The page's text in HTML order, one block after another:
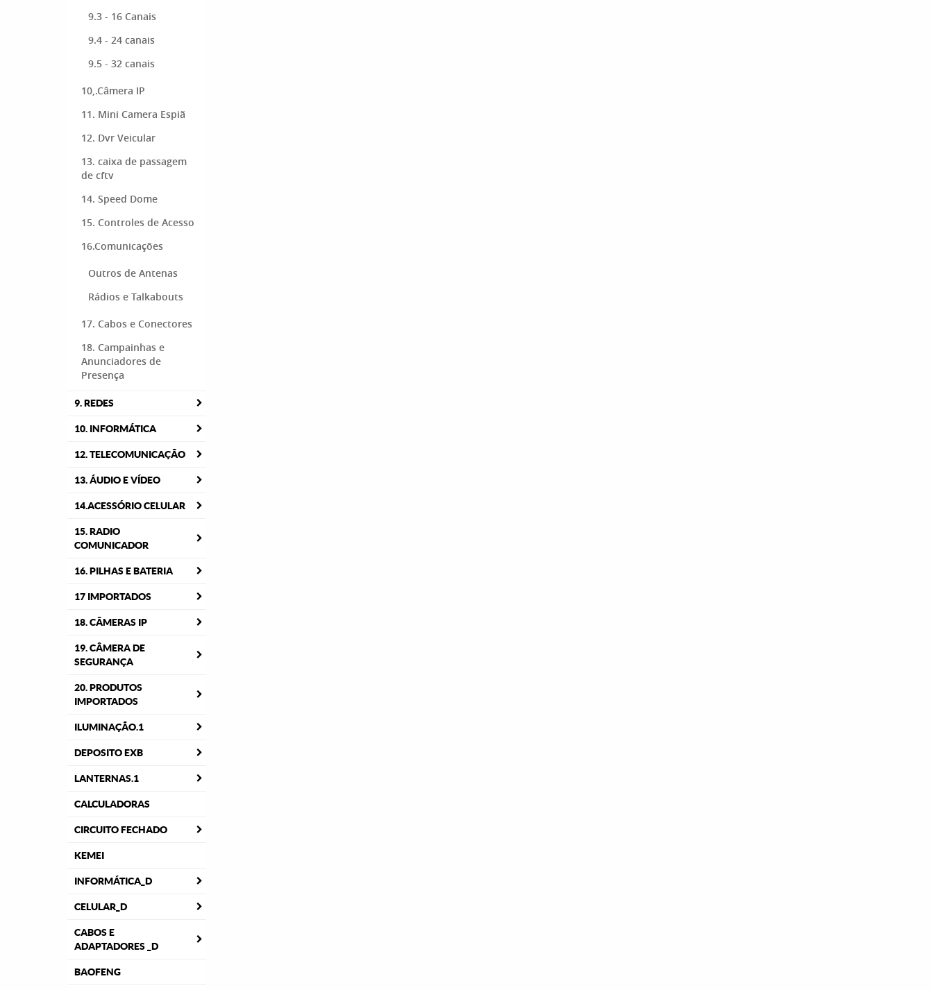
9.3 - 16 Canais
9.4 - 24 canais
9.5 - 32 canais
10,.Câmera IP
11. Mini Camera Espiã
12. Dvr Veicular
13. caixa de passagem
de cftv
14. Speed Dome
15. Controles de Acesso
16.Comunicações
Outros de Antenas
Rádios e Talkabouts
17. Cabos e Conectores
18. Campainhas e
Anunciadores de
Presença
9. REDES
10. INFORMÁTICA
12. TELECOMUNICAÇÃO
13. ÁUDIO E VÍDEO
14.ACESSÓRIO CELULAR
15. RADIO
COMUNICADOR
16. PILHAS E BATERIA
17 IMPORTADOS
18. CÂMERAS IP
19. CÂMERA DE
SEGURANÇA
20. PRODUTOS
IMPORTADOS
ILUMINAÇÃO.1
DEPOSITO EXB
LANTERNAS.1
CALCULADORAS
CIRCUITO FECHADO
KEMEI
INFORMÁTICA_D
CELULAR_D
CABOS E
ADAPTADORES _D
BAOFENG